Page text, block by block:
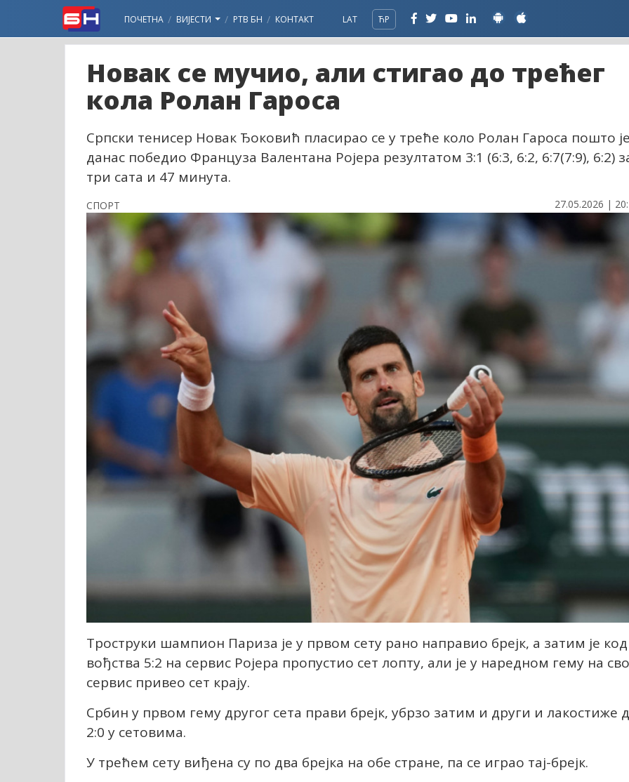
ПОЧЕТНА ВИЈЕСТИ РТВ БН КОНТАКТ LAT ЋР
Новак се мучио, али стигао до трећег
кола Ролан Гароса
Српски тенисер Новак Ђоковић пласирао се у треће коло Ролан Гароса пошто
данас победио Француза Валентана Ројера резултатом 3:1 (6:3, 6:2, 6:7(7:9), 6:2)
три сата и 47 минута.
СПОРТ 27.05.2026 |
Троструки шампион Париза је у првом сету рано направио брејк, а затим је код
вођства 5:2 на сервис Ројера пропустио сет лопту, али је у наредном гему на
сервис привео сет крају.
Србин у првом гему другог сета прави брејк, убрзо затим и други и лакостиже
2:0 у сетовима.
У трећем сету виђена су по два брејка на обе стране, па се играо тај-брејк.